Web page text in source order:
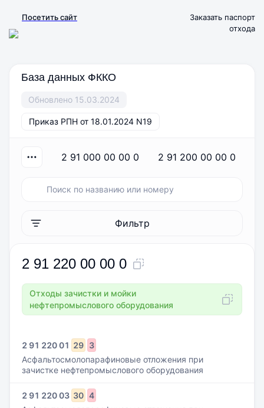
Посетить сайт
Заказать паспорт
отхода
База данных ФККО
Обновлено 15.03.2024
Приказ РПН от 18.01.2024 N19
2 91 000 00 00 0 2 91 200 00 00 0
Фильтр
2 91 220 00 00 0
Отходы зачистки и мойки
нефтепромыслового оборудования
2 91 22001 29 3
Асфальтосмолопарафиновые отложения при
зачистке нефтепромыслового оборудования
2 91 22003 30 4